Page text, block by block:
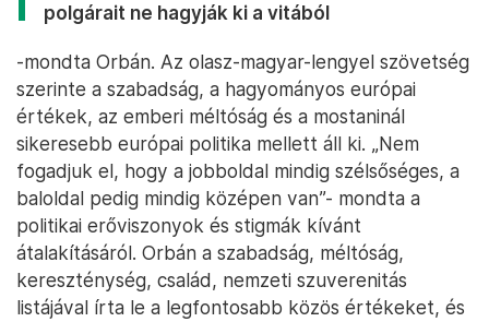
polgárait ne hagyják ki a vitából
-mondta Orbán. Az olasz-magyar-lengyel szövetség
szerinte a szabadság, a hagyományos európai
értékek, az emberi méltóság és a mostaninál
sikeresebb európai politika mellett áll ki. „Nem
fogadjuk el, hogy a jobboldal mindig szélsőséges, a
baloldal pedig mindig középen van”- mondta a
politikai erőviszonyok és stigmák kívánt
átalakításáról. Orbán a szabadság, méltóság,
kereszténység, család, nemzeti szuverenitás
listájával írta le a legfontosabb közös értékeket, és